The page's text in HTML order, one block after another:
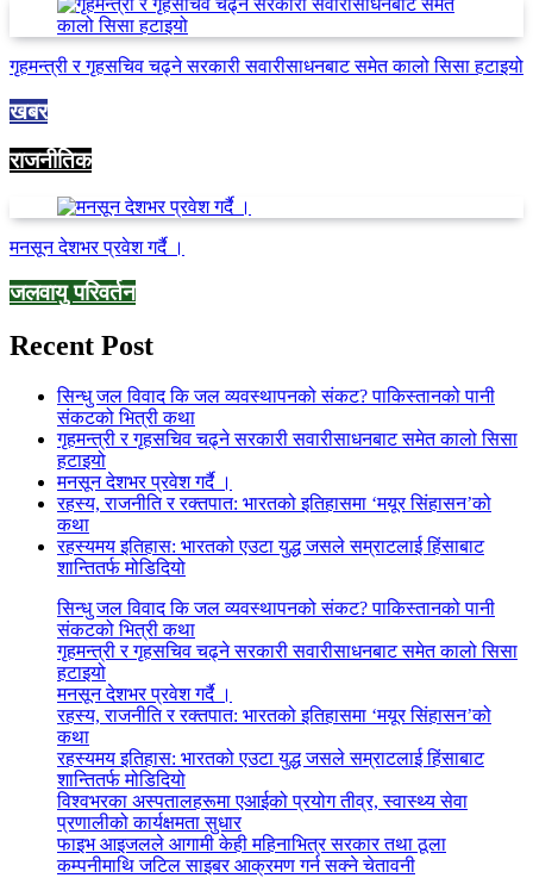
गृहमन्त्री र गृहसचिव चढ्ने सरकारी सवारीसाधनबाट समेत कालो सिसा हटाइयो
खबर
राजनीतिक
मनसून देशभर प्रवेश गर्दै ।
जलवायु परिवर्तन
Recent Post
सिन्धु जल विवाद कि जल व्यवस्थापनको संकट? पाकिस्तानको पानी
संकटको भित्री कथा
गृहमन्त्री र गृहसचिव चढ्ने सरकारी सवारीसाधनबाट समेत कालो सिसा
हटाइयो
मनसून देशभर प्रवेश गर्दै ।
रहस्य, राजनीति र रक्तपात: भारतको इतिहासमा ‘मयूर सिंहासन’को
कथा
रहस्यमय इतिहास: भारतको एउटा युद्ध जसले सम्राटलाई हिंसाबाट
शान्तितर्फ मोडिदियो
सिन्धु जल विवाद कि जल व्यवस्थापनको संकट? पाकिस्तानको पानी
संकटको भित्री कथा
गृहमन्त्री र गृहसचिव चढ्ने सरकारी सवारीसाधनबाट समेत कालो सिसा
हटाइयो
मनसून देशभर प्रवेश गर्दै ।
रहस्य, राजनीति र रक्तपात: भारतको इतिहासमा ‘मयूर सिंहासन’को
कथा
रहस्यमय इतिहास: भारतको एउटा युद्ध जसले सम्राटलाई हिंसाबाट
शान्तितर्फ मोडिदियो
विश्वभरका अस्पतालहरूमा एआईको प्रयोग तीव्र, स्वास्थ्य सेवा
प्रणालीको कार्यक्षमता सुधार
फाइभ आइजलले आगामी केही महिनाभित्र सरकार तथा ठूला
कम्पनीमाथि जटिल साइबर आक्रमण गर्न सक्ने चेतावनी